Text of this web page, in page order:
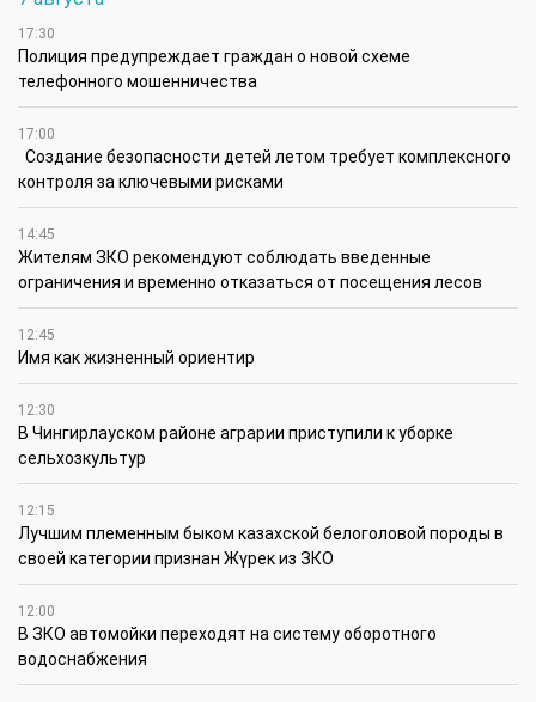
17:30
Полиция предупреждает граждан о новой схеме
телефонного мошенничества
17:00
Создание безопасности детей летом требует комплексного
контроля за ключевыми рисками
14:45
Жителям ЗКО рекомендуют соблюдать введенные
ограничения и временно отказаться от посещения лесов
12:45
Имя как жизненный ориентир
12:30
В Чингирлауском районе аграрии приступили к уборке
сельхозкультур
12:15
Лучшим племенным быком казахской белоголовой породы в
своей категории признан Жүрек из ЗКО
12:00
В ЗКО автомойки переходят на систему оборотного
водоснабжения